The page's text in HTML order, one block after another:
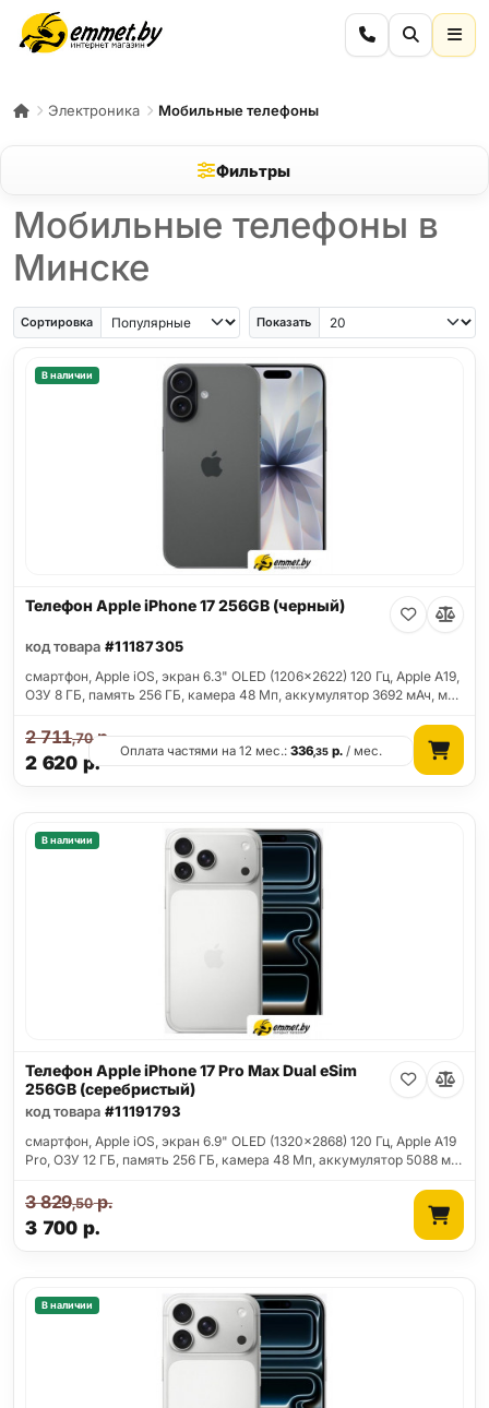
Электроника Мобильные телефоны
Фильтры
Мобильные телефоны в
Минске
iPhone AiriPhone SESamsung Galaxy A56Samsung Galaxy A57 iPhone 17
Сортировка Показать
В наличии
Телефон Apple iPhone 17 256GB (черный)
код товара #11187305
смартфон, Apple iOS, экран 6.3" OLED (1206x2622) 120 Гц, Apple A19,
ОЗУ 8 ГБ, память 256 ГБ, камера 48 Мп, аккумулятор 3692 мАч, м…
2 620 р.
2 711,70р.
Оплата частями на 12 мес.:336,35 р. / мес.
В наличии
Телефон Apple iPhone 17 Pro Max Dual eSim
256GB (серебристый)
код товара #11191793
смартфон, Apple iOS, экран 6.9" OLED (1320x2868) 120 Гц, Apple A19
Pro, ОЗУ 12 ГБ, память 256 ГБ, камера 48 Мп, аккумулятор 5088 м…
3 700 р.
3 829,50р.
В наличии